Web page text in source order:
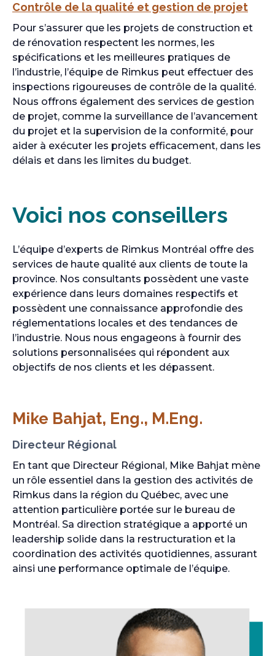
Contrôle de la qualité et gestion de projet
Pour s’assurer que les projets de construction et
de rénovation respectent les normes, les
spécifications et les meilleures pratiques de
l’industrie, l’équipe de Rimkus peut effectuer des
inspections rigoureuses de contrôle de la qualité.
Nous offrons également des services de gestion
de projet, comme la surveillance de l’avancement
du projet et la supervision de la conformité, pour
aider à exécuter les projets efficacement, dans les
délais et dans les limites du budget.
Voici nos conseillers
L’équipe d’experts de Rimkus Montréal offre des
services de haute qualité aux clients de toute la
province. Nos consultants possèdent une vaste
expérience dans leurs domaines respectifs et
possèdent une connaissance approfondie des
réglementations locales et des tendances de
l’industrie. Nous nous engageons à fournir des
solutions personnalisées qui répondent aux
objectifs de nos clients et les dépassent.
Mike Bahjat, Eng., M.Eng.
Directeur Régional
En tant que Directeur Régional, Mike Bahjat mène
un rôle essentiel dans la gestion des activités de
Rimkus dans la région du Québec, avec une
attention particulière portée sur le bureau de
Montréal. Sa direction stratégique a apporté un
leadership solide dans la restructuration et la
coordination des activités quotidiennes, assurant
ainsi une performance optimale de l’équipe.